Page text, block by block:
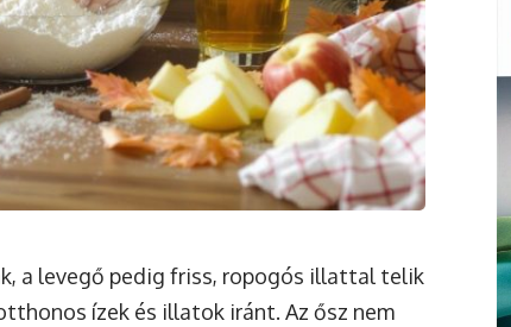
a levegő pedig friss, ropogós illattal telik
ízek és illatok iránt. Az ősz nem